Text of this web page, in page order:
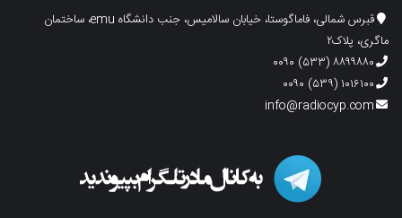
قبرس شمالی، فاماگوستا، خیابان سالامیس، جنب دانشگاه emu، ساختمان
ماگری، پلاک۲
۸۸۹۹۸۸۰ (۵۳۳) ۰۰۹۰
۱۰۱۶۱۰۰ (۵۳۹) ۰۰۹۰
info@radiocyp.com